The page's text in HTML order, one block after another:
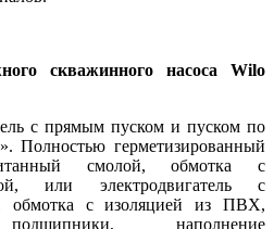
скважинного насоса Wilo
с прямым пуском и пуском по
Полностью герметизированный
смолой, обмотка с
или электродвигатель с
обмотка с изоляцией из ПВХ,
подшипники, наполнение